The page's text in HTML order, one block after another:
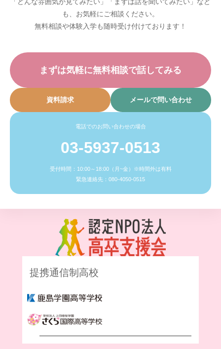
も、お気軽にご相談ください。
無料相談や体験入学も随時受け付けております！
まずは気軽に無料相談で話してみる
資料請求 メールで問い合わせ
電話でのお問い合わせの場合
03-5937-0513
受付時間：10:00～18:00（月~金）※時間外は有料
緊急連絡先：080-4050-0515
提携通信制高校